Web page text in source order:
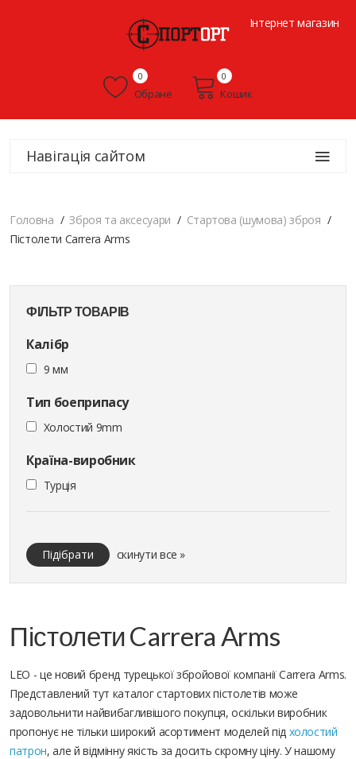
Інтернет магазин
Обране
0
Кошик
0
Навігація сайтом
Головна Зброя та аксесуари
Стартова (шумова) зброя
Пістолети Carrera Arms
ФІЛЬТР ТОВАРІВ
Калібр
9 мм
Тип боеприпасу
Холостий 9mm
Країна-виробник
Турція
Підібрати скинути все »
Пістолети Carrera Arms
LEO - це новий бренд турецької збройової компанії Carrera Arms.
Представлений тут каталог стартових пістолетів може
задовольнити найвибагливішого покупця, оскільки виробник
пропонує не тільки широкий асортимент моделей під холостий
патрон, але й відмінну якість за досить скромну ціну. У нашому